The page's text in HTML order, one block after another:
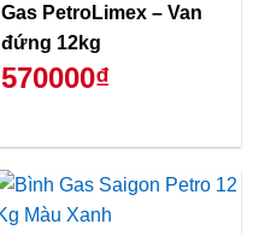
Gas PetroLimex – Van
đứng 12kg
570000₫